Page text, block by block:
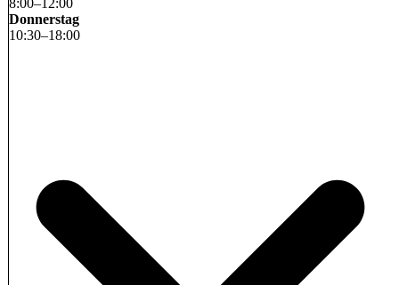
8:00–12:00
Donnerstag
10:30–18:00